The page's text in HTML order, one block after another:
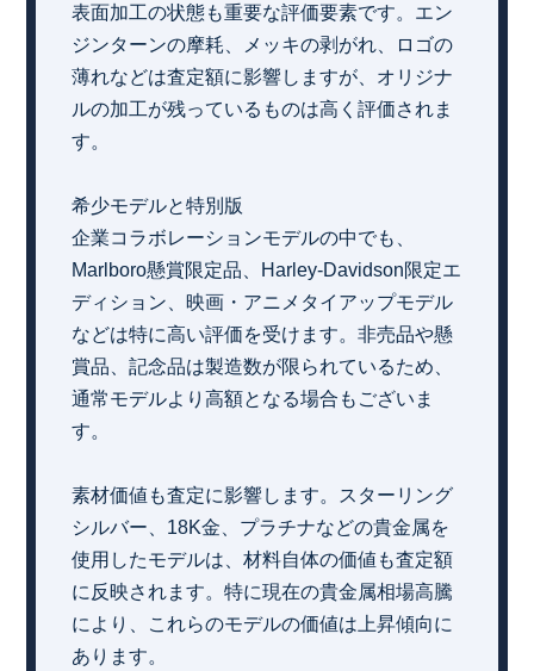
表面加工の状態も重要な評価要素です。エン
ジンターンの摩耗、メッキの剥がれ、ロゴの
薄れなどは査定額に影響しますが、オリジナ
ルの加工が残っているものは高く評価されま
す。
希少モデルと特別版
企業コラボレーションモデルの中でも、
Marlboro懸賞限定品、Harley-Davidson限定エ
ディション、映画・アニメタイアップモデル
などは特に高い評価を受けます。非売品や懸
賞品、記念品は製造数が限られているため、
通常モデルより高額となる場合もございま
す。
素材価値も査定に影響します。スターリング
シルバー、18K金、プラチナなどの貴金属を
使用したモデルは、材料自体の価値も査定額
に反映されます。特に現在の貴金属相場高騰
により、これらのモデルの価値は上昇傾向に
あります。